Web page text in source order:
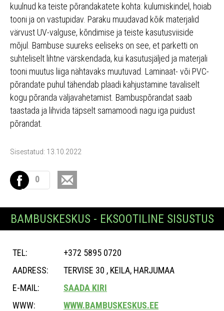
kuulnud ka teiste põrandakatete kohta: kulumiskindel, hoiab
tooni ja on vastupidav. Paraku muudavad kõik materjalid
värvust UV-valguse, kõndimise ja teiste kasutusviiside
mõjul. Bambuse suureks eeliseks on see, et parketti on
suhteliselt lihtne värskendada, kui kasutusjäljed ja materjali
tooni muutus liiga nähtavaks muutuvad. Laminaat- või PVC-
põrandate puhul tähendab plaadi kahjustamine tavaliselt
kogu põranda väljavahetamist. Bambuspõrandat saab
taastada ja lihvida täpselt samamoodi nagu iga puidust
põrandat.
Sisestatud: 13.10.2022
0
BAMBUSKESKUS - EKSOOTILINE SISUSTUS
TEL:
+372 5895 0720
AADRESS:
TERVISE 30 , KEILA, HARJUMAA
E-MAIL:
SAADA KIRI
WWW:
WWW.BAMBUSKESKUS.EE